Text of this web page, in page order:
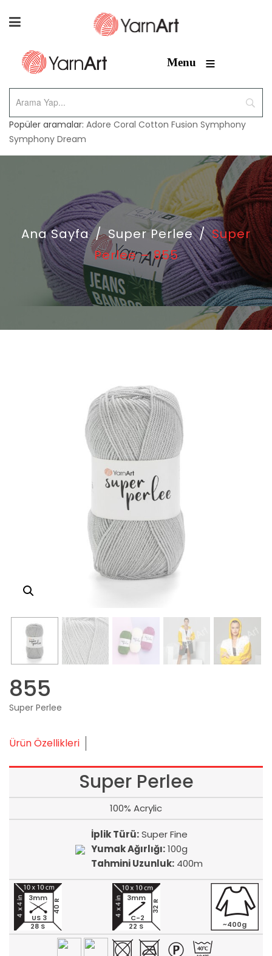
Menu ≡
Popüler aramalar: Adore Coral Cotton Fusion Symphony
Symphony Dream
Ana Sayfa / Super Perlee / Super
Perlee – 855
855
Super Perlee
Ürün Özellikleri
Super Perlee
100% Acrylic
İplik Türü:Super Fine
Yumak Ağırlığı:100g
Tahmini Uzunluk: 400m
28 S
40 R
3mm
US 3
22 S
32 R
3mm
C-2
~400g